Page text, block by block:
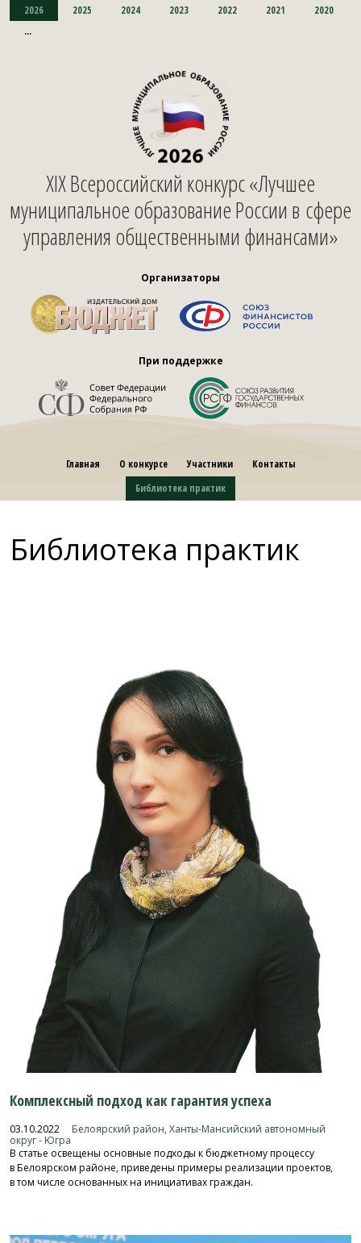
2026 2025 2024 2023 2022 2021
2020
...
XIX Всероссийский конкурс «Лучшее
муниципальное образование России в сфере
управления общественными финансами»
Организаторы
При поддержке
Главная О конкурсе Участники
Контакты
Библиотека практик
Библиотека практик
Комплексный подход как гарантия успеха
03.10.2022 Белоярский район, Ханты-Мансийский автономный
округ - Югра
В статье освещены основные подходы к бюджетному процессу
в Белоярском районе, приведены примеры реализации проектов,
в том числе основанных на инициативах граждан.